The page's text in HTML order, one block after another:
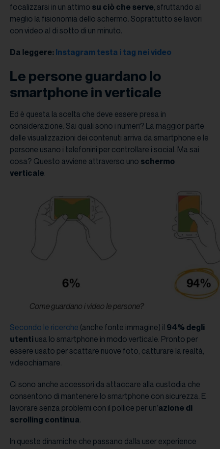
focalizzarsi in un attimo su ciò che serve, sfruttando al
meglio la fisionomia dello schermo. Soprattutto se lavori
con video al di sotto di un minuto.
Da leggere: Instagram testa i tag nei video
Le persone guardano lo
smartphone in verticale
Ed è questa la scelta che deve essere presa in
considerazione. Sai quali sono i numeri? La maggior parte
delle visualizzazioni dei contenuti arriva da smartphone e le
persone usano i telefonini per controllare i social. Ma sai
cosa? Questo avviene attraverso uno schermo
verticale.
Come guardano i video le persone?
Secondo le ricerche (anche fonte immagine) il 94% degli
utenti usa lo smartphone in modo verticale. Pronto per
essere usato per scattare nuove foto, catturare la realtà,
videochiamare.
Ci sono anche accessori da attaccare alla custodia che
consentono di mantenere lo smartphone con sicurezza. E
lavorare senza problemi con il pollice per un’azione di
scrolling continua.
In queste dinamiche che passano dalla user experience